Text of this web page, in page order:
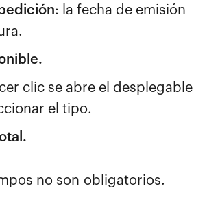
: la fecha de emisión
clic se abre el desplegable
el tipo.
no son obligatorios.